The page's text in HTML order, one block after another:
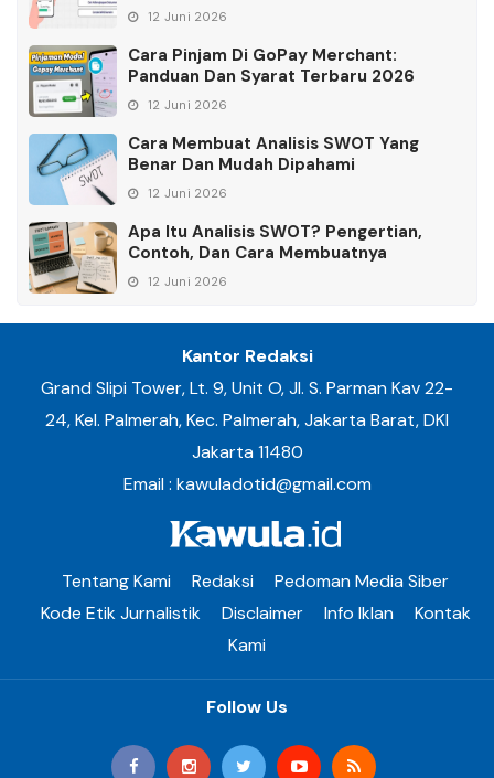
12 Juni 2026
Cara Pinjam Di GoPay Merchant:
Panduan Dan Syarat Terbaru 2026
12 Juni 2026
Cara Membuat Analisis SWOT Yang
Benar Dan Mudah Dipahami
12 Juni 2026
Apa Itu Analisis SWOT? Pengertian,
Contoh, Dan Cara Membuatnya
12 Juni 2026
Kantor Redaksi
Grand Slipi Tower, Lt. 9, Unit O, Jl. S. Parman Kav 22-
24, Kel. Palmerah, Kec. Palmerah, Jakarta Barat, DKI
Jakarta 11480
Email : kawuladotid@gmail.com
Tentang Kami Redaksi
Pedoman Media Siber
Kode Etik Jurnalistik
Disclaimer Info Iklan
Kontak
Kami
Follow Us